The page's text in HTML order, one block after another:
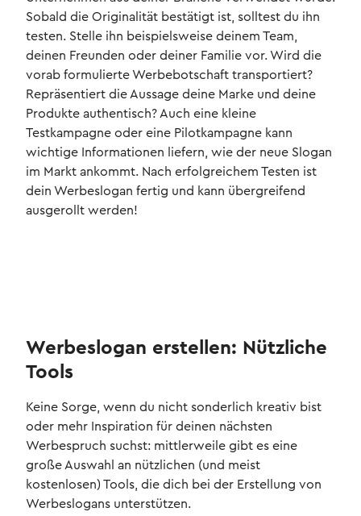
Sobald die Originalität bestätigt ist, solltest du ihn
testen. Stelle ihn beispielsweise deinem Team,
deinen Freunden oder deiner Familie vor. Wird die
vorab formulierte Werbebotschaft transportiert?
Repräsentiert die Aussage deine Marke und deine
Produkte authentisch? Auch eine kleine
Testkampagne oder eine Pilotkampagne kann
wichtige Informationen liefern, wie der neue Slogan
im Markt ankommt. Nach erfolgreichem Testen ist
dein Werbeslogan fertig und kann übergreifend
ausgerollt werden!
Werbeslogan erstellen: Nützliche
Tools
Keine Sorge, wenn du nicht sonderlich kreativ bist
oder mehr Inspiration für deinen nächsten
Werbespruch suchst: mittlerweile gibt es eine
große Auswahl an nützlichen (und meist
kostenlosen) Tools, die dich bei der Erstellung von
Werbeslogans unterstützen.